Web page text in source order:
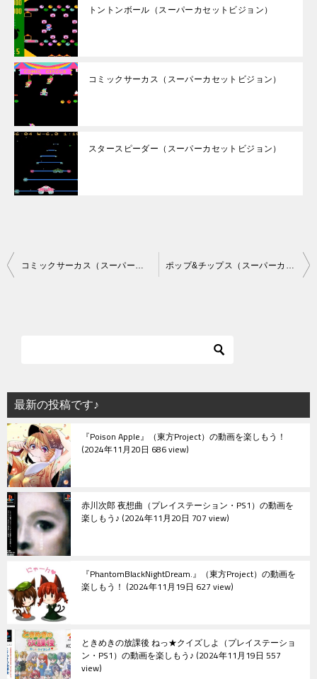
トントンボール（スーパーカセットビジョン）
コミックサーカス（スーパーカセットビジョン）
スタースピーダー（スーパーカセットビジョン）
投
シ
ョ
ン
最新の投稿です♪
『Poison Apple』（東方Project）の動画を楽しもう！
2024年11月20日 686 view
赤川次郎 夜想曲（プレイステーション・PS1）の動画を
楽しもう♪ 2024年11月20日 707 view
『PhantomBlackNightDream.』（東方Project）の動画を
楽しもう！ 2024年11月19日 627 view
ときめきの放課後 ねっ★クイズしよ（プレイステーショ
ン・PS1）の動画を楽しもう♪ 2024年11月19日 557
view